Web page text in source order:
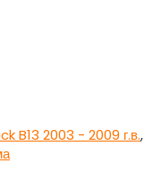
B13 2003 - 2009 г.в.,